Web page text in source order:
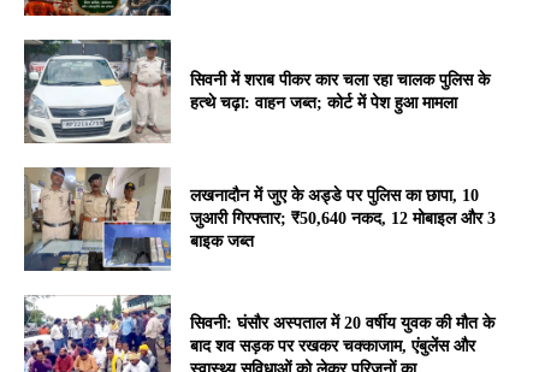
सिवनी में शराब पीकर कार चला रहा चालक पुलिस के
हत्थे चढ़ा: वाहन जब्त; कोर्ट में पेश हुआ मामला
लखनादौन में जुए के अड्डे पर पुलिस का छापा, 10
जुआरी गिरफ्तार; ₹50,640 नकद, 12 मोबाइल और 3
बाइक जब्त
सिवनी: घंसौर अस्पताल में 20 वर्षीय युवक की मौत के
बाद शव सड़क पर रखकर चक्काजाम, एंबुलेंस और